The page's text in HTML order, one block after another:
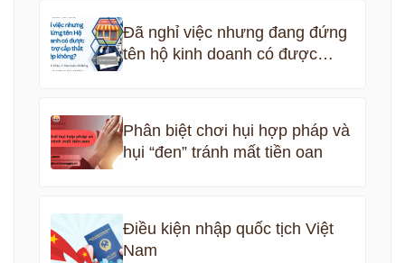
Đã nghỉ việc nhưng đang đứng
tên hộ kinh doanh có được
Phân biệt chơi hụi hợp pháp và
hụi “đen” tránh mất tiền oan
Điều kiện nhập quốc tịch Việt
Nam